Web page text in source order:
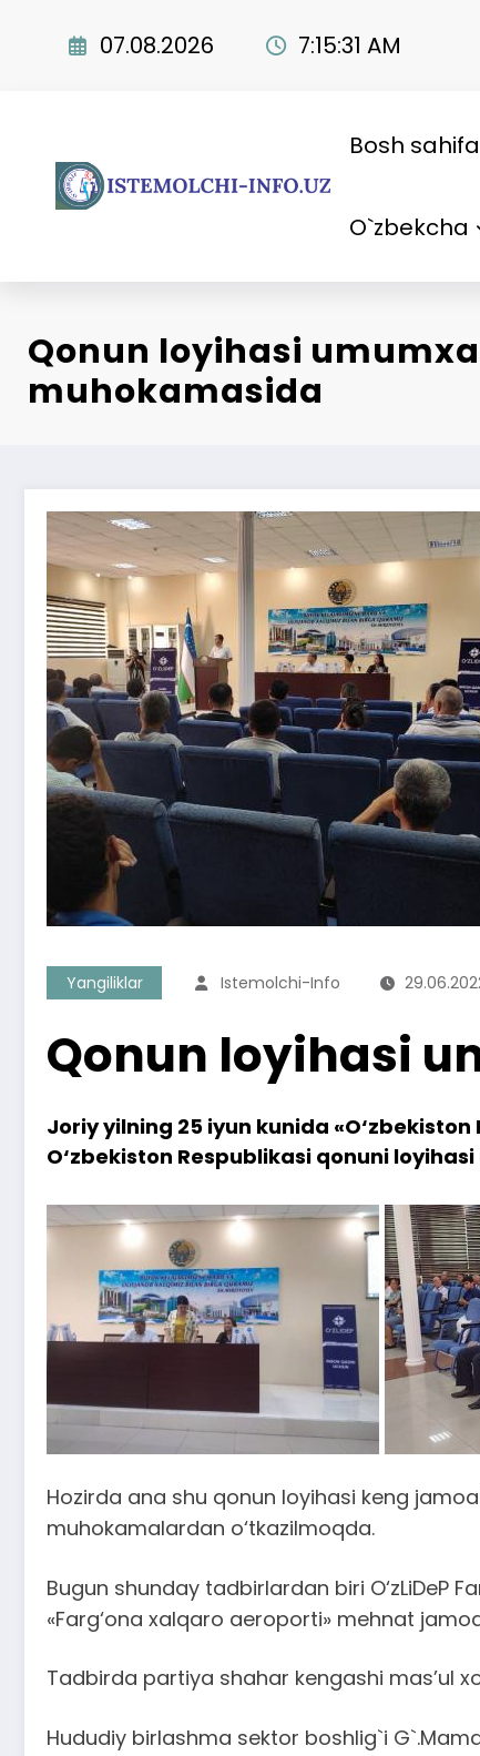
07.08.2026 7:15:32 AM
Bosh sahifa
O`zbekcha
Qonun loyihasi
muhokamasida
Yangiliklar Istemolchi-Info
Qonun loyihasi
Joriy yilning 25 iyun kunida
O‘zbekiston Respublikasi qonuni
Hozirda ana shu qonun loyihasi keng
muhokamalardan o‘tkazilmoqda.
Bugun shunday tadbirlardan biri O‘zLiDeP
«Farg‘ona xalqaro aeroporti» mehnat
Tadbirda partiya shahar kengashi mas’ul
Hududiy birlashma sektor boshlig`i